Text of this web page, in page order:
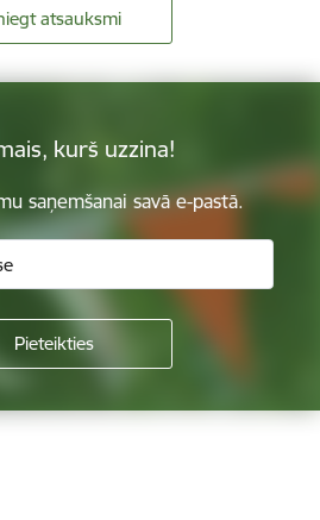
atsauksmi
kurš uzzina!
saņemšanai savā e-pastā.